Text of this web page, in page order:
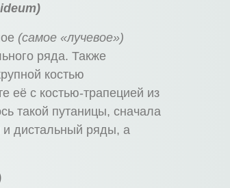
(самое «лучевое»)
ряда. Также
костью
её с костью-трапецией из
такой путаницы, сначала
и дистальный ряды, а